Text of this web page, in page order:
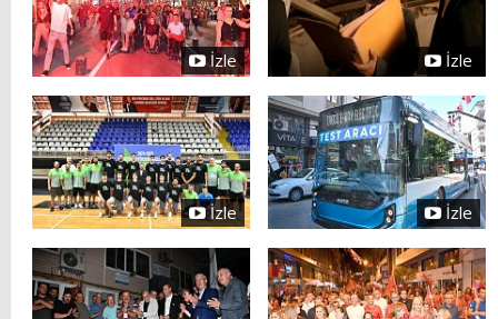
İzle İzle
İzle İzle